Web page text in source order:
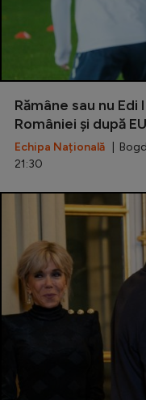
Rămâne sau nu
României și după
Echipa Națională |
21:30